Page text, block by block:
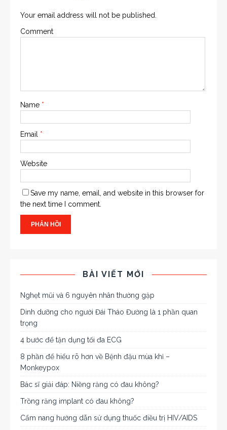
Your email address will not be published.
Comment
Name *
Email *
Website
Save my name, email, and website in this browser for
the next time I comment.
BÀI VIẾT MỚI
Nghẹt mũi và 6 nguyên nhân thường gặp
Dinh dưỡng cho người Đái Tháo Đường là 1 phần quan
trọng
4 bước để tận dụng tối đa ECG
8 phần để hiểu rõ hơn về Bệnh đậu mùa khỉ –
Monkeypox
Bác sĩ giải đáp: Niềng răng có đau không?
Trồng răng implant có đau không?
Cẩm nang hướng dẫn sử dụng thuốc điều trị HIV/AIDS